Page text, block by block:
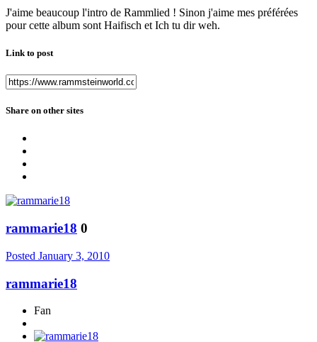
J'aime beaucoup l'intro de Rammlied ! Sinon j'aime mes préférées
pour cette album sont Haifisch et Ich tu dir weh.
Link to post
Share on other sites
rammarie18 0
Posted January 3, 2010
rammarie18
Fan